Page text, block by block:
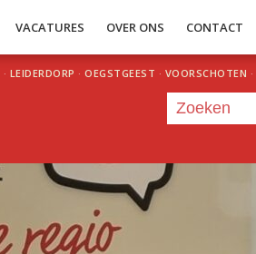
VACATURES OVER ONS CONTACT
· LEIDERDORP · OEGSTGEEST · VOORSCHOTEN ·